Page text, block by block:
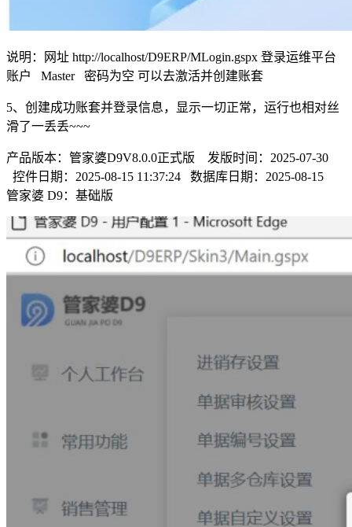
说明：网址 http://localhost/D9ERP/MLogin.gspx 登录运维平台
账户 Master 密码为空 可以去激活并创建账套
5、创建成功账套并登录信息，显示一切正常，运行也相对丝
滑了一丢丢~~~
产品版本：管家婆D9V8.0.0正式版 发版时间：2025-07-30
控件日期：2025-08-15 11:37:24 数据库日期：2025-08-15
管家婆 D9：基础版